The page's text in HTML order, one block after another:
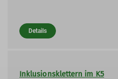
Details
Inklusionsklettern im K5